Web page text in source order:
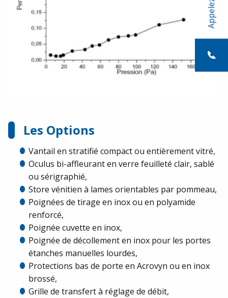
Les Options
Vantail en stratifié compact ou entièrement vitré,
Oculus bi-affleurant en verre feuilleté clair, sablé
ou sérigraphié,
Store vénitien à lames orientables par pommeau,
Poignées de tirage en inox ou en polyamide
renforcé,
Poignée cuvette en inox,
Poignée de décollement en inox pour les portes
étanches manuelles lourdes,
Protections bas de porte en Acrovyn ou en inox
brossé,
Grille de transfert à réglage de débit,